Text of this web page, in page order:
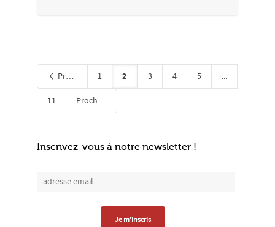
Précédent 1 2 3 4 5 ...
11 Prochain
Inscrivez-vous à notre newsletter !